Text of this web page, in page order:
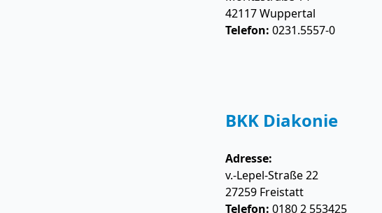
42117Wuppertal
Telefon: 0231.5557-0
BKK Diakonie
Adresse:
v.-Lepel-Straße 22
27259 Freistatt
Telefon: 0180 2 553425